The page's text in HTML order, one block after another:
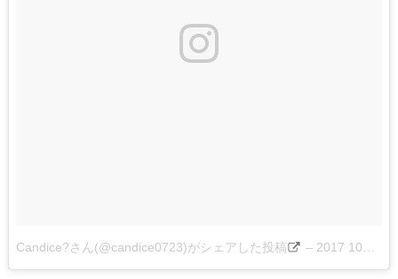
Candice?さん(@candice0723)がシェアした投稿 – 2017 10月 4 8:45午前 PDT